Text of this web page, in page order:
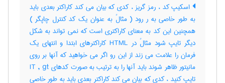
اسکیپ کد ، رمز گریز ، کدی که بیان می کند کاراکتر بعدی باید
به طور خاصی به ر رود ( مثالً به عنوان یک کد کنترل چاپگر )
همچنین این کد به معنای کاراکتری است که نمی تواند به شکل
دیگر تایپ شود مثالً در HTML کاراکترهای ابتدا و انتهای یک
فرمان را علامت می زند از این رو اگر می خواهید که آنها بر روی
مانیتور ظاهر شوند باید آنها را به ترتیب به صورت کدهای IT , gt
تایپ کنید ، کدی که بیان می کند کاراکتر بعدی باید به طور خاصی